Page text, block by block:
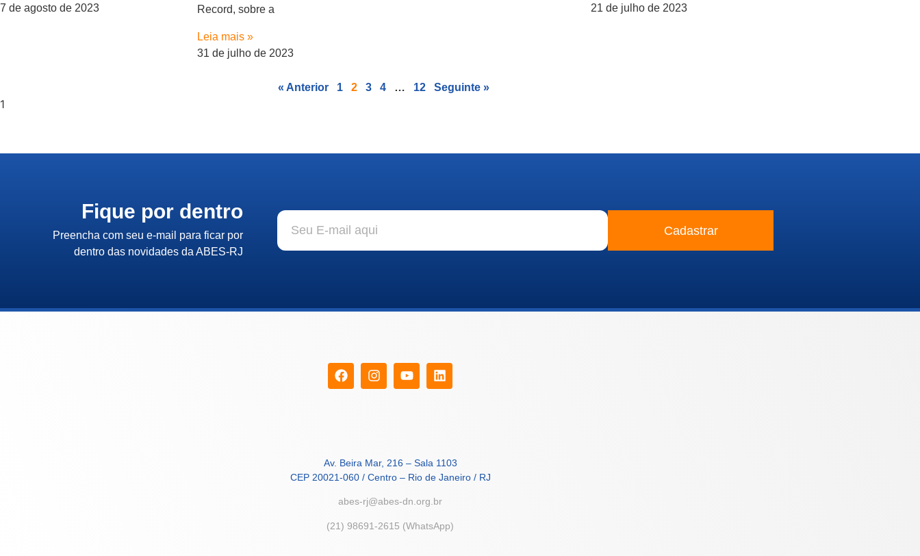
7 de agosto de 2023
Record, sobre a
Leia mais »
31 de julho de 2023
21 de julho de 2023
« Anterior 1 2 3 4 … 12 Seguinte »
Fique por dentro
Preencha com seu e-mail para ficar por
dentro das novidades da ABES-RJ
Cadastrar
Av. Beira Mar, 216 – Sala 1103
CEP 20021-060 / Centro – Rio de Janeiro / RJ
abes-rj@abes-dn.org.br
(21) 98691-2615 (WhatsApp)